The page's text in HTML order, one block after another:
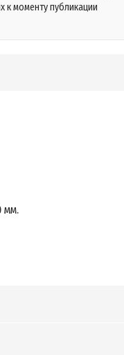
к моменту публикации
мм.